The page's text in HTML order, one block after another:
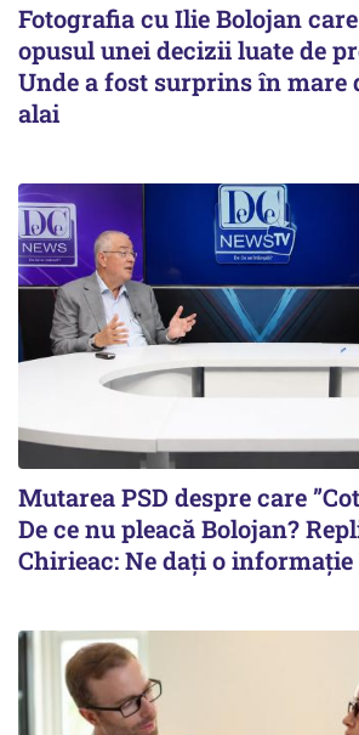
Fotografia cu Ilie Bolojan
opusul unei decizii luate de
Unde a fost surprins în mare
alai
Mutarea PSD despre care
De ce nu pleacă Bolojan?
Chirieac: Ne dați o informație